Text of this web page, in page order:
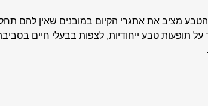
מציב את אתגרי הקיום במובנים שאין להם
על תופעות טבע ייחודיות, לצפות בבעלי חיים